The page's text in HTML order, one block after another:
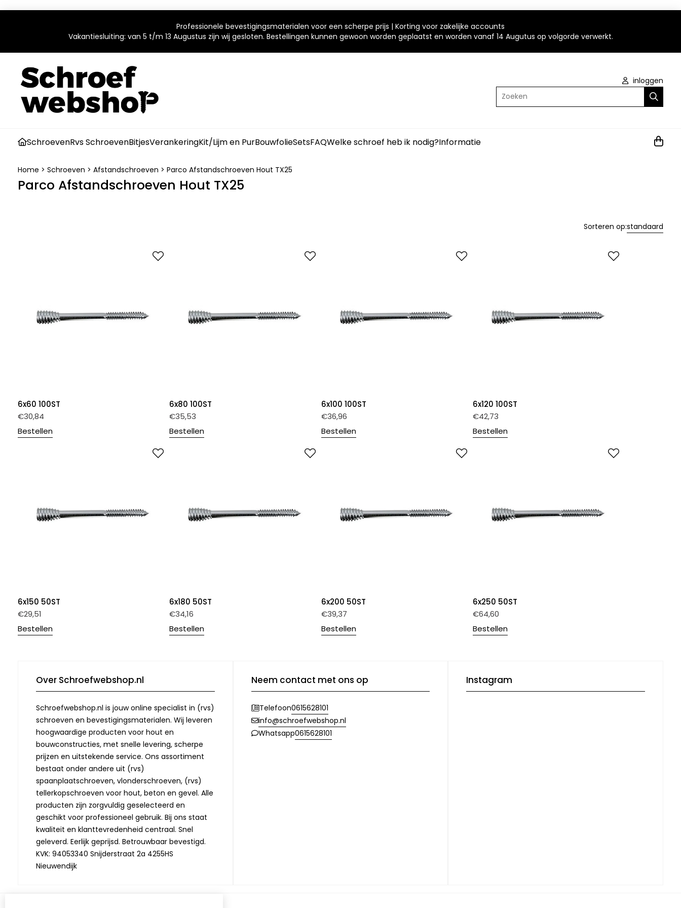
Professionele bevestigingsmaterialen voor een scherpe prijs | Korting voor zakelijke accounts
Vakantiesluiting: van 5 t/m 13 Augustus zijn wij gesloten. Bestellingen kunnen gewoon worden geplaatst en worden vanaf 14 Augutus op volgorde verwerkt.
inloggen
Zoeken
SchroevenRvs SchroevenBitjesVerankeringKit/Lijm en PurBouwfolieSetsFAQWelke schroef heb ik nodig?Informatie
Home > Schroeven > Afstandschroeven > Parco Afstandschroeven Hout TX25
Parco Afstandschroeven Hout TX25
Sorteren op:standaard
6x60 100ST
€30,84
Bestellen
6x80 100ST
€35,53
Bestellen
6x100 100ST
€36,96
Bestellen
6x120 100ST
€42,73
Bestellen
6x150 50ST
€29,51
Bestellen
6x180 50ST
€34,16
Bestellen
6x200 50ST
€39,37
Bestellen
6x250 50ST
€64,60
Bestellen
Over Schroefwebshop.nl
Schroefwebshop.nl is jouw online specialist in (rvs)
schroeven en bevestigingsmaterialen. Wij leveren
hoogwaardige producten voor hout en
bouwconstructies, met snelle levering, scherpe
prijzen en uitstekende service. Ons assortiment
bestaat onder andere uit (rvs)
spaanplaatschroeven, vlonderschroeven, (rvs)
tellerkopschroeven voor hout, beton en gevel. Alle
producten zijn zorgvuldig geselecteerd en
geschikt voor professioneel gebruik. Bij ons staat
kwaliteit en klanttevredenheid centraal. Snel
geleverd. Eerlijk geprijsd. Betrouwbaar bevestigd.
KVK: 94053340 Snijderstraat 2a 4255HS
Nieuwendijk
Neem contact met ons op
Telefoon0615628101
info@schroefwebshop.nl
Whatsapp0615628101
Instagram